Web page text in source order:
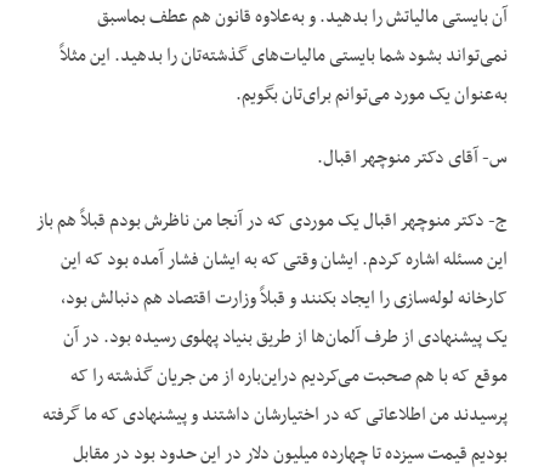
آن بایستی مالیاتش را بدهید. و به‌علاوه قانون هم عطف بماسبق
نمی‌تواند بشود شما بایستی مالیات‌های گذشته‌تان را بدهید. این مثلاً
به‌عنوان یک مورد می‌توانم برای‌تان بگویم.
س- آقای دکتر منوچهر اقبال.
ج- دکتر منوچهر اقبال یک موردی که در آنجا من ناظرش بودم قبلاً هم باز
این مسئله اشاره کردم. ایشان وقتی که به ایشان فشار آمده بود که این
کارخانه لوله‌سازی را ایجاد بکنند و قبلاً وزارت اقتصاد هم دنبالش بود،
یک پیشنهادی از طرف آلمان‌ها از طریق بنیاد پهلوی رسیده بود. در آن
موقع که با هم صحبت می‌کردیم دراین‌باره از من جریان گذشته را که
پرسیدند من اطلاعاتی که در اختیارشان داشتند و پیشنهادی که ما گرفته
بودیم قیمت سیزده تا چهارده میلیون دلار در این حدود بود در مقابل